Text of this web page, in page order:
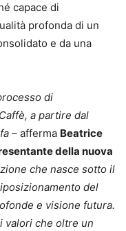
capace di
profonda di un
e da una
di
a partire dal
– afferma Beatrice
della nuova
che nasce sotto il
del
e visione futura.
valori che oltre un